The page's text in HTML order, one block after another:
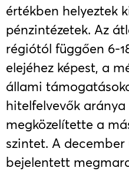
értékben helyeztek
pénzintézetek. Az
régiótól függően 6-
elejéhez képest, a
állami
hitelfelvevők
megközelítette a
szintet. A
bejelentett